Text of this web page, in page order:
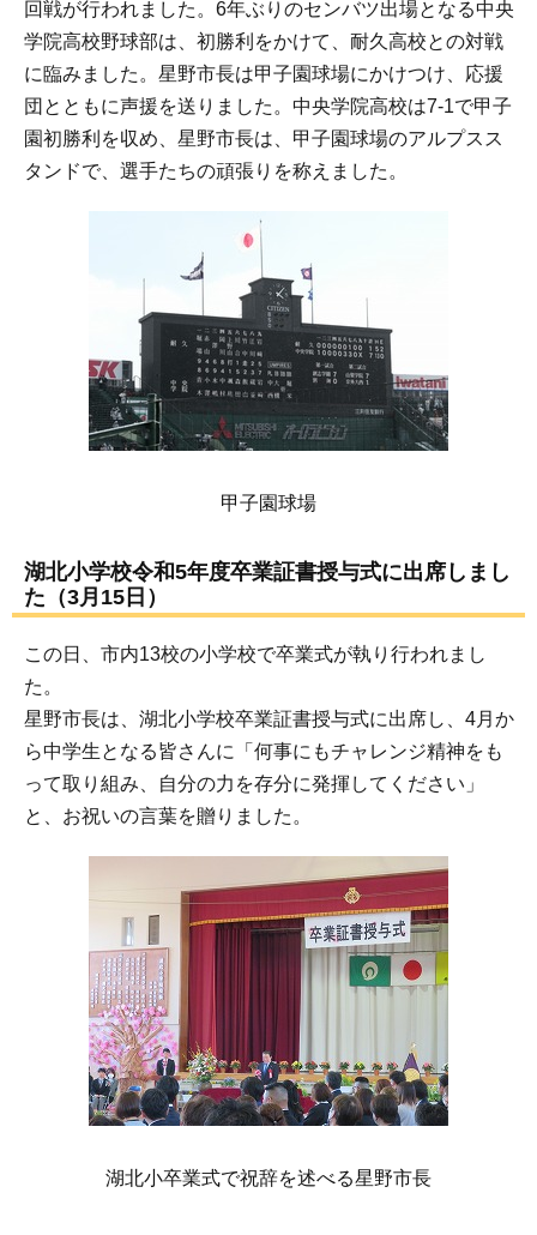
回戦が行われました。6年ぶりのセンバツ出場となる中央
学院高校野球部は、初勝利をかけて、耐久高校との対戦
に臨みました。星野市長は甲子園球場にかけつけ、応援
団とともに声援を送りました。中央学院高校は7-1で甲子
園初勝利を収め、星野市長は、甲子園球場のアルプスス
タンドで、選手たちの頑張りを称えました。
甲子園球場
湖北小学校令和5年度卒業証書授与式に出席しまし
た（3月15日）
この日、市内13校の小学校で卒業式が執り行われまし
た。
星野市長は、湖北小学校卒業証書授与式に出席し、4月か
ら中学生となる皆さんに「何事にもチャレンジ精神をも
って取り組み、自分の力を存分に発揮してください」
と、お祝いの言葉を贈りました。
湖北小卒業式で祝辞を述べる星野市長